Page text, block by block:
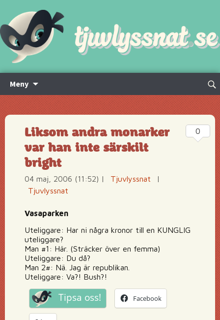
Meny
innehåll
Sök
Liksom andra monarker
var han inte särskilt
bright
04 maj, 2006 (11:52) | Tjuvlyssnat
|
Tjuvlyssnat
Vasaparken
Uteliggare: Har ni några kronor till en KUNGLIG
uteliggare?
Man #1: Här. (Sträcker över en femma)
Uteliggare: Du då?
Man 2#: Nä. Jag är republikan.
Uteliggare: Va?! Bush?!
Tipsa oss! Facebook
0